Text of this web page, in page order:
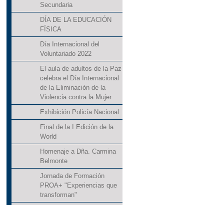
Secundaria
DÍA DE LA EDUCACIÓN
FÍSICA
Día Internacional del
Voluntariado 2022
El aula de adultos de la Paz
celebra el Día Internacional
de la Eliminación de la
Violencia contra la Mujer
Exhibición Policía Nacional
Final de la I Edición de la
World
Homenaje a Dña. Carmina
Belmonte
Jornada de Formación
PROA+ "Experiencias que
transforman"